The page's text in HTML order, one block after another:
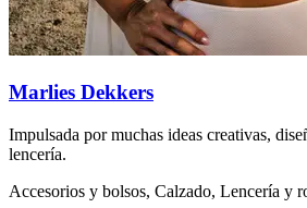
Marlies Dekkers
Impulsada por muchas ideas creativas,
lencería.
Accesorios y bolsos, Calzado, Lencería y